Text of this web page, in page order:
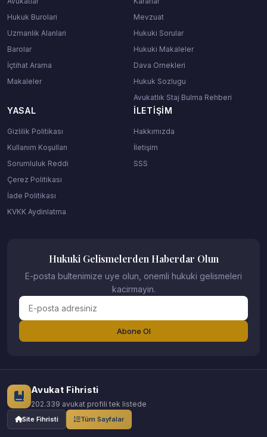
Hukuk Burolari
Uzmanlik Alanlari
Barolar
İçtihat Arama
Makaleler
Mevzuat
Hukuki Sorular
Hukuki Makaleler
Dava Ornekleri
Hukuk Sozlugu
Avukatlık Staj Bulma Rehberi
YASAL
Gizlilik Politikası
Kullanım Koşulları
Sorumluluk Reddi
Çerez Politikası
İade Politikası
KVKK Aydinlatma
İLETIŞIM
Hakkımızda
İletişim
SSS
Hukuki Gelismelerden Haberdar Olun
E-posta bultenimize uye olun, onemli hukuki gelismeleri
kacirmayin.
Abone Ol
Avukat Fihristi
202.339 avukat profili tek listede
Site Fihristi Tüm Sayfalar